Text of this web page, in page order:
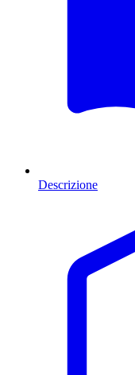
Descrizione